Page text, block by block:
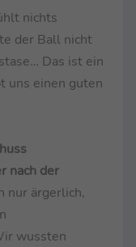
nichts
der Ball nicht
Das ist ein
uns einen guten
nach der
nur ärgerlich,
wussten